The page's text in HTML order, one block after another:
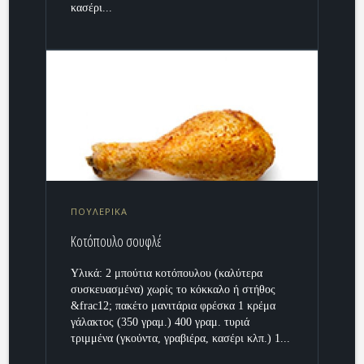
κασέρι...
ΠΟΥΛΕΡΙΚΑ
Κοτόπουλο σουφλέ
Υλικά: 2 μπούτια κοτόπουλου (καλύτερα
συσκευασμένα) χωρίς το κόκκαλο ή στήθος
&frac12; πακέτο μανιτάρια φρέσκα 1 κρέμα
γάλακτος (350 γραμ.) 400 γραμ. τυριά
τριμμένα (γκούντα, γραβιέρα, κασέρι κλπ.) 1...